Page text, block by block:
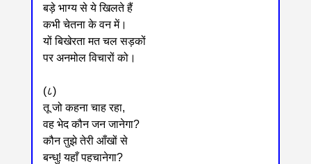
बड़े भाग्य से ये खिलते हैं
कभी चेतना के वन में।
यों बिखेरता मत चल सड़कों
पर अनमोल विचारों को।
(८)
तू जो कहना चाह रहा,
वह भेद कौन जन जानेगा?
कौन तुझे तेरी आँखों से
बन्धु! यहाँ पहचानेगा?